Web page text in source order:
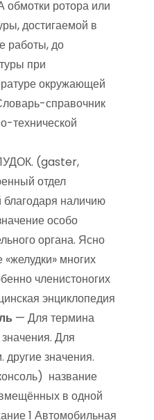
ротора или
достигаемой в
работы, до
при
окружающей
справочник
технической
(gaster,
отдел
наличию
особо
органа. Ясно
многих
членистоногих
энциклопедия
— Для термина
Для
значения.
название
в одной
1 Автомобильная